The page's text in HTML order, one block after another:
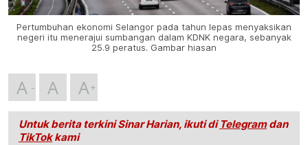
Pertumbuhan ekonomi Selangor pada tahun lepas menyaksikan
negeri itu menerajui sumbangan dalam KDNK negara, sebanyak
25.9 peratus. Gambar hiasan
A A A
Untuk berita terkini Sinar Harian, ikuti di Telegramdan
TikTokkami